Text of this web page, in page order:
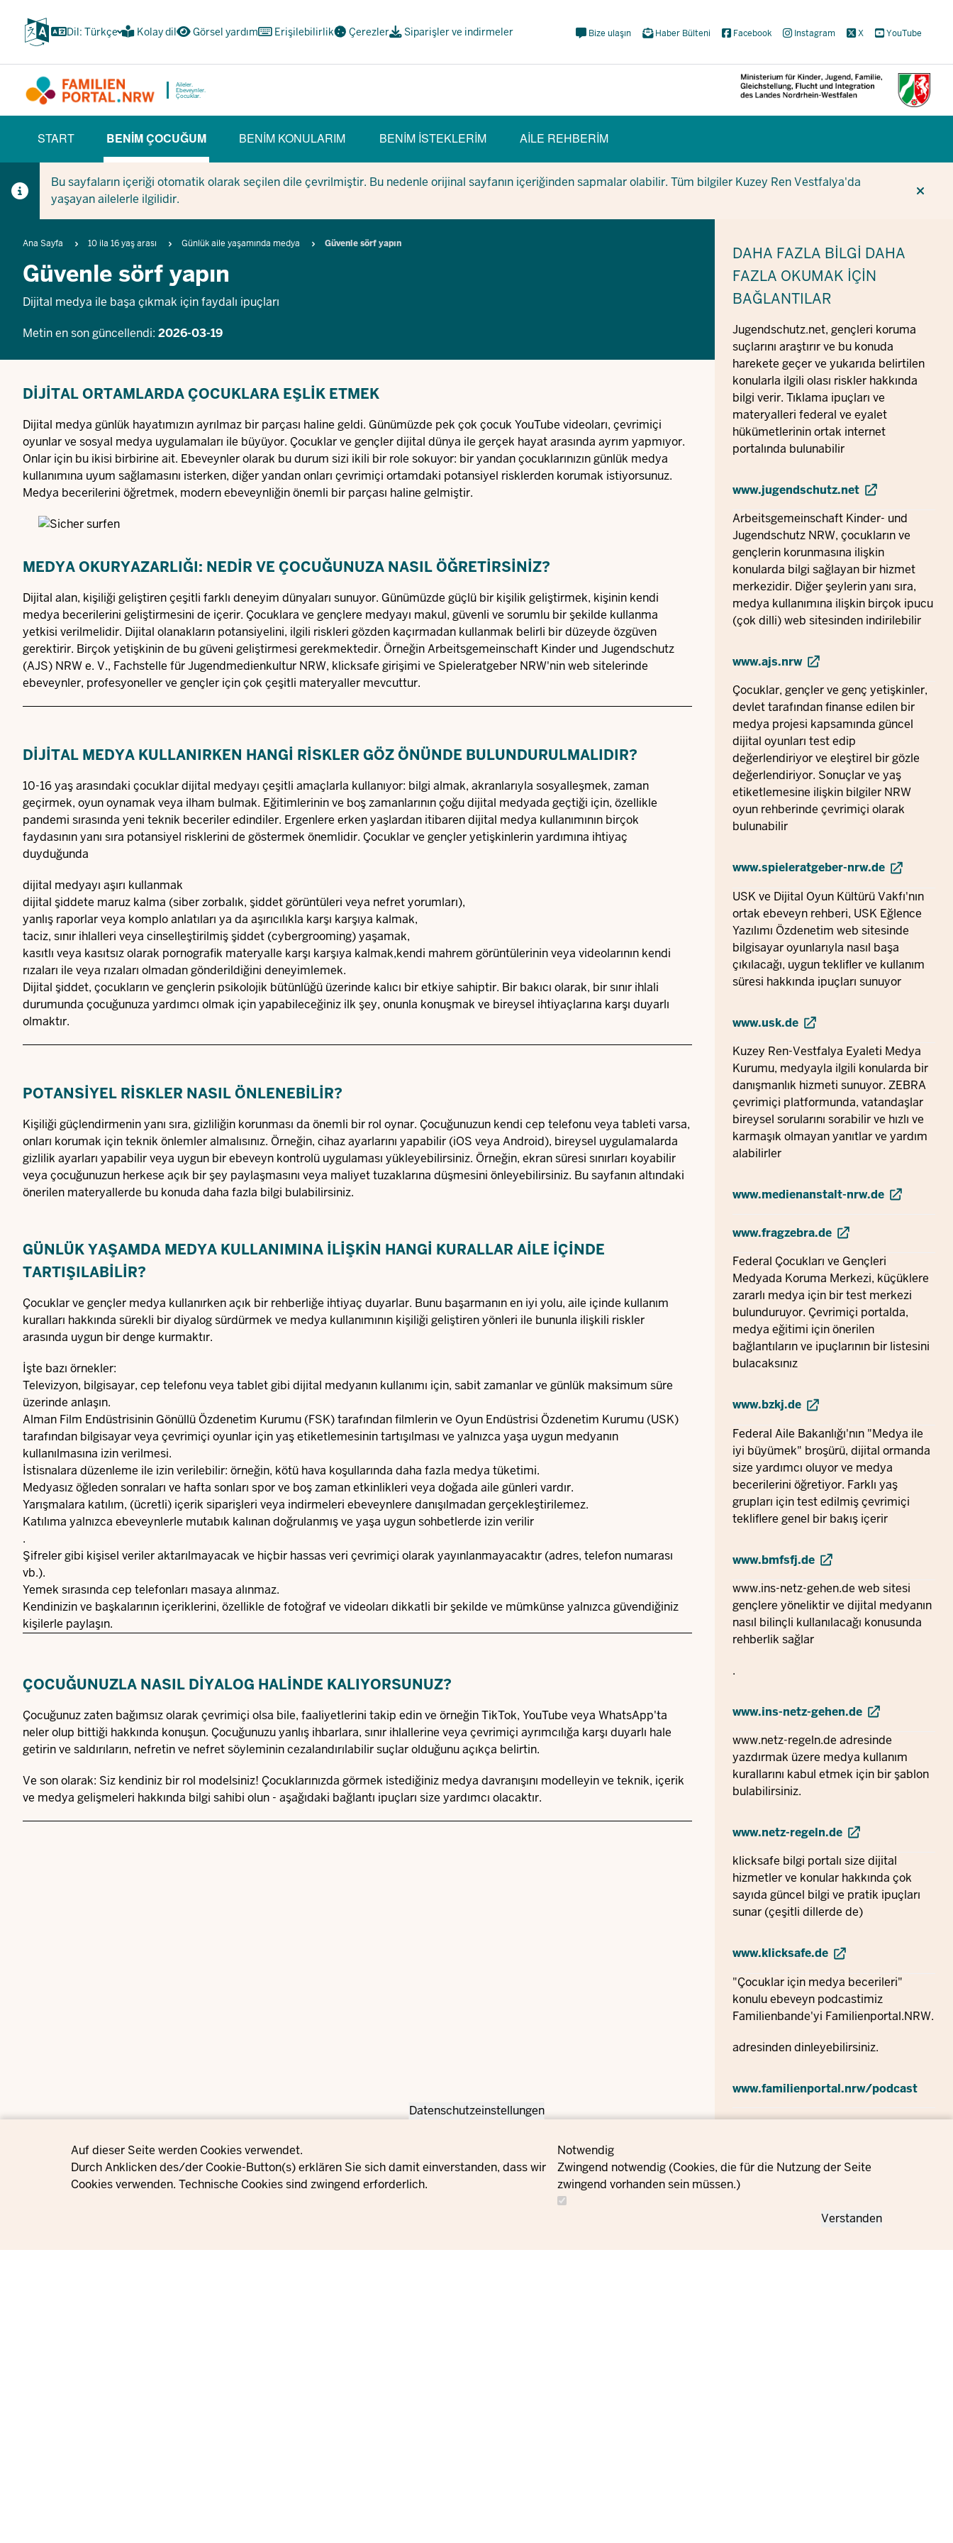
Privacy settings
Datenschutzeinstellungen
Auf dieser Seite werden Cookies verwendet.
Durch Anklicken des/der Cookie-Button(s) erklären Sie sich damit einverstanden, dass wir
Cookies verwenden. Technische Cookies sind zwingend erforderlich.
Notwendig
Zwingend notwendig (Cookies, die für die Nutzung der Seite
zwingend vorhanden sein müssen.)
Verstanden
içeriğe
Dil: Türkçe Kolay dil Görsel yardım Erişilebilirlik Çerezler Siparişler ve indirmeler
Meta
Social
Bize ulaşın Haber Bülteni Facebook Instagram X YouTube
Aileler.
Ebeveynler.
Çocuklar.
(BÜRGERBEREICH)
START
BENIM ÇOCUĞUM
(CURRENT SECTION)
BENIM KONULARIM BENIM ISTEKLERIM AILE REHBERIM
Bu sayfaların içeriği otomatik olarak seçilen dile çevrilmiştir. Bu nedenle orijinal sayfanın içeriğinden sapmalar olabilir. Tüm bilgiler Kuzey Ren Vestfalya'da
yaşayan ailelerle ilgilidir.
Breadcrumb
Ana Sayfa 10 ila 16 yaş arası Günlük aile yaşamında medya Güvenle sörf yapın
Güvenle sörf yapın
Dijital medya ile başa çıkmak için faydalı ipuçları
Metin en son güncellendi: 2026-03-19
DIJITAL ORTAMLARDA ÇOCUKLARA EŞLIK ETMEK
Dijital medya günlük hayatımızın ayrılmaz bir parçası haline geldi. Günümüzde pek çok çocuk YouTube videoları, çevrimiçi
oyunlar ve sosyal medya uygulamaları ile büyüyor. Çocuklar ve gençler dijital dünya ile gerçek hayat arasında ayrım yapmıyor.
Onlar için bu ikisi birbirine ait. Ebeveynler olarak bu durum sizi ikili bir role sokuyor: bir yandan çocuklarınızın günlük medya
kullanımına uyum sağlamasını isterken, diğer yandan onları çevrimiçi ortamdaki potansiyel risklerden korumak istiyorsunuz.
Medya becerilerini öğretmek, modern ebeveynliğin önemli bir parçası haline gelmiştir.
MEDYA OKURYAZARLIĞI: NEDIR VE ÇOCUĞUNUZA NASIL ÖĞRETIRSINIZ?
Dijital alan, kişiliği geliştiren çeşitli farklı deneyim dünyaları sunuyor. Günümüzde güçlü bir kişilik geliştirmek, kişinin kendi
medya becerilerini geliştirmesini de içerir. Çocuklara ve gençlere medyayı makul, güvenli ve sorumlu bir şekilde kullanma
yetkisi verilmelidir. Dijital olanakların potansiyelini, ilgili riskleri gözden kaçırmadan kullanmak belirli bir düzeyde özgüven
gerektirir. Birçok yetişkinin de bu güveni geliştirmesi gerekmektedir. Örneğin Arbeitsgemeinschaft Kinder und Jugendschutz
(AJS) NRW e. V., Fachstelle für Jugendmedienkultur NRW, klicksafe girişimi ve Spieleratgeber NRW'nin web sitelerinde
ebeveynler, profesyoneller ve gençler için çok çeşitli materyaller mevcuttur.
DIJITAL MEDYA KULLANIRKEN HANGI RISKLER GÖZ ÖNÜNDE BULUNDURULMALIDIR?
10-16 yaş arasındaki çocuklar dijital medyayı çeşitli amaçlarla kullanıyor: bilgi almak, akranlarıyla sosyalleşmek, zaman
geçirmek, oyun oynamak veya ilham bulmak. Eğitimlerinin ve boş zamanlarının çoğu dijital medyada geçtiği için, özellikle
pandemi sırasında yeni teknik beceriler edindiler. Ergenlere erken yaşlardan itibaren dijital medya kullanımının birçok
faydasının yanı sıra potansiyel risklerini de göstermek önemlidir. Çocuklar ve gençler yetişkinlerin yardımına ihtiyaç
duyduğunda
dijital medyayı aşırı kullanmak
dijital şiddete maruz kalma (siber zorbalık, şiddet görüntüleri veya nefret yorumları),
yanlış raporlar veya komplo anlatıları ya da aşırıcılıkla karşı karşıya kalmak,
taciz, sınır ihlalleri veya cinselleştirilmiş şiddet (cybergrooming) yaşamak,
kasıtlı veya kasıtsız olarak pornografik materyalle karşı karşıya kalmak,kendi mahrem görüntülerinin veya videolarının kendi
rızaları ile veya rızaları olmadan gönderildiğini deneyimlemek.
Dijital şiddet, çocukların ve gençlerin psikolojik bütünlüğü üzerinde kalıcı bir etkiye sahiptir. Bir bakıcı olarak, bir sınır ihlali
durumunda çocuğunuza yardımcı olmak için yapabileceğiniz ilk şey, onunla konuşmak ve bireysel ihtiyaçlarına karşı duyarlı
olmaktır.
POTANSIYEL RISKLER NASIL ÖNLENEBILIR?
Kişiliği güçlendirmenin yanı sıra, gizliliğin korunması da önemli bir rol oynar. Çocuğunuzun kendi cep telefonu veya tableti varsa,
onları korumak için teknik önlemler almalısınız. Örneğin, cihaz ayarlarını yapabilir (iOS veya Android), bireysel uygulamalarda
gizlilik ayarları yapabilir veya uygun bir ebeveyn kontrolü uygulaması yükleyebilirsiniz. Örneğin, ekran süresi sınırları koyabilir
veya çocuğunuzun herkese açık bir şey paylaşmasını veya maliyet tuzaklarına düşmesini önleyebilirsiniz. Bu sayfanın altındaki
önerilen materyallerde bu konuda daha fazla bilgi bulabilirsiniz.
GÜNLÜK YAŞAMDA MEDYA KULLANIMINA ILIŞKIN HANGI KURALLAR AILE IÇINDE
TARTIŞILABILIR?
Çocuklar ve gençler medya kullanırken açık bir rehberliğe ihtiyaç duyarlar. Bunu başarmanın en iyi yolu, aile içinde kullanım
kuralları hakkında sürekli bir diyalog sürdürmek ve medya kullanımının kişiliği geliştiren yönleri ile bununla ilişkili riskler
arasında uygun bir denge kurmaktır.
İşte bazı örnekler:
Televizyon, bilgisayar, cep telefonu veya tablet gibi dijital medyanın kullanımı için, sabit zamanlar ve günlük maksimum süre
üzerinde anlaşın.
Alman Film Endüstrisinin Gönüllü Özdenetim Kurumu (FSK) tarafındanfilmlerin ve Oyun Endüstrisi Özdenetim Kurumu (USK)
tarafından bilgisayar veya çevrimiçi oyunlar için yaş etiketlemesinin tartışılması ve yalnızca yaşa uygun medyanın
kullanılmasına izin verilmesi.
İstisnalara düzenleme ile izin verilebilir: örneğin, kötü hava koşullarında daha fazla medya tüketimi.
Medyasız öğleden sonraları ve hafta sonları spor ve boş zaman etkinlikleri veya doğada aile günleri vardır.
Yarışmalara katılım, (ücretli) içerik siparişleri veya indirmeleri ebeveynlere danışılmadan gerçekleştirilemez.
Katılıma yalnızca ebeveynlerle mutabık kalınan doğrulanmış ve yaşa uygun sohbetlerde izin verilir
.
Şifreler gibi kişisel veriler aktarılmayacak ve hiçbir hassas veri çevrimiçi olarak yayınlanmayacaktır (adres, telefon numarası
vb.).
Yemek sırasında cep telefonları masaya alınmaz.
Kendinizin ve başkalarının içeriklerini, özellikle de fotoğraf ve videoları dikkatli bir şekilde ve mümkünse yalnızca güvendiğiniz
kişilerle paylaşın.
ÇOCUĞUNUZLA NASIL DIYALOG HALINDE KALIYORSUNUZ?
Çocuğunuz zaten bağımsız olarak çevrimiçi olsa bile, faaliyetlerini takip edin ve örneğin TikTok, YouTube veya WhatsApp'ta
neler olup bittiği hakkında konuşun. Çocuğunuzu yanlış ihbarlara, sınır ihlallerine veya çevrimiçi ayrımcılığa karşı duyarlı hale
getirin ve saldırıların, nefretin ve nefret söyleminin cezalandırılabilir suçlar olduğunu açıkça belirtin.
Ve son olarak: Siz kendiniz bir rol modelsiniz! Çocuklarınızda görmek istediğiniz medya davranışını modelleyin ve teknik, içerik
ve medya gelişmeleri hakkında bilgi sahibi olun - aşağıdaki bağlantı ipuçları size yardımcı olacaktır.
DAHA FAZLA BILGI DAHA
FAZLA OKUMAK IÇIN
BAĞLANTILAR
Jugendschutz.net, gençleri koruma
suçlarını araştırır ve bu konuda
harekete geçer ve yukarıda belirtilen
konularla ilgili olası riskler hakkında
bilgi verir. Tıklama ipuçları ve
materyalleri federal ve eyalet
hükümetlerinin ortak internet
portalında bulunabilir
www.jugendschutz.net
Arbeitsgemeinschaft Kinder- und
Jugendschutz NRW, çocukların ve
gençlerin korunmasına ilişkin
konularda bilgi sağlayan bir hizmet
merkezidir. Diğer şeylerin yanı sıra,
medya kullanımına ilişkin birçok ipucu
(çok dilli) web sitesinden indirilebilir
www.ajs.nrw
Çocuklar, gençler ve genç yetişkinler,
devlet tarafından finanse edilen bir
medya projesi kapsamında güncel
dijital oyunları test edip
değerlendiriyor ve eleştirel bir gözle
değerlendiriyor. Sonuçlar ve yaş
etiketlemesine ilişkin bilgiler NRW
oyun rehberinde çevrimiçi olarak
bulunabilir
www.spieleratgeber-nrw.de
USK ve Dijital Oyun Kültürü Vakfı'nın
ortak ebeveyn rehberi, USK Eğlence
Yazılımı Özdenetim web sitesinde
bilgisayar oyunlarıyla nasıl başa
çıkılacağı, uygun teklifler ve kullanım
süresi hakkında ipuçları sunuyor
www.usk.de
Kuzey Ren-Vestfalya Eyaleti Medya
Kurumu, medyayla ilgili konularda bir
danışmanlık hizmeti sunuyor. ZEBRA
çevrimiçi platformunda, vatandaşlar
bireysel sorularını sorabilir ve hızlı ve
karmaşık olmayan yanıtlar ve yardım
alabilirler
www.medienanstalt-nrw.de
www.fragzebra.de
Federal Çocukları ve Gençleri
Medyada Koruma Merkezi, küçüklere
zararlı medya için bir test merkezi
bulunduruyor. Çevrimiçi portalda,
medya eğitimi için önerilen
bağlantıların ve ipuçlarının bir listesini
bulacaksınız
www.bzkj.de
Federal Aile Bakanlığı'nın "Medya ile
iyi büyümek" broşürü, dijital ormanda
size yardımcı oluyor ve medya
becerilerini öğretiyor. Farklı yaş
grupları için test edilmiş çevrimiçi
tekliflere genel bir bakış içerir
www.bmfsfj.de
www.ins-netz-gehen.de web sitesi
gençlere yöneliktir ve dijital medyanın
nasıl bilinçli kullanılacağı konusunda
rehberlik sağlar
.
www.ins-netz-gehen.de
www.netz-regeln.de adresinde
yazdırmak üzere medya kullanım
kurallarını kabul etmek için bir şablon
bulabilirsiniz.
www.netz-regeln.de
klicksafe bilgi portalı size dijital
hizmetler ve konular hakkında çok
sayıda güncel bilgi ve pratik ipuçları
sunar (çeşitli dillerde de)
www.klicksafe.de
"Çocuklar için medya becerileri"
konulu ebeveyn podcastimiz
Familienbande'yi Familienportal.NRW.
adresinden dinleyebilirsiniz.
www.familienportal.nrw/podcast